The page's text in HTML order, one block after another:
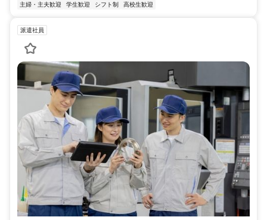
主婦・主夫歓迎 学生歓迎 シフト制 高校生歓迎
派遣社員